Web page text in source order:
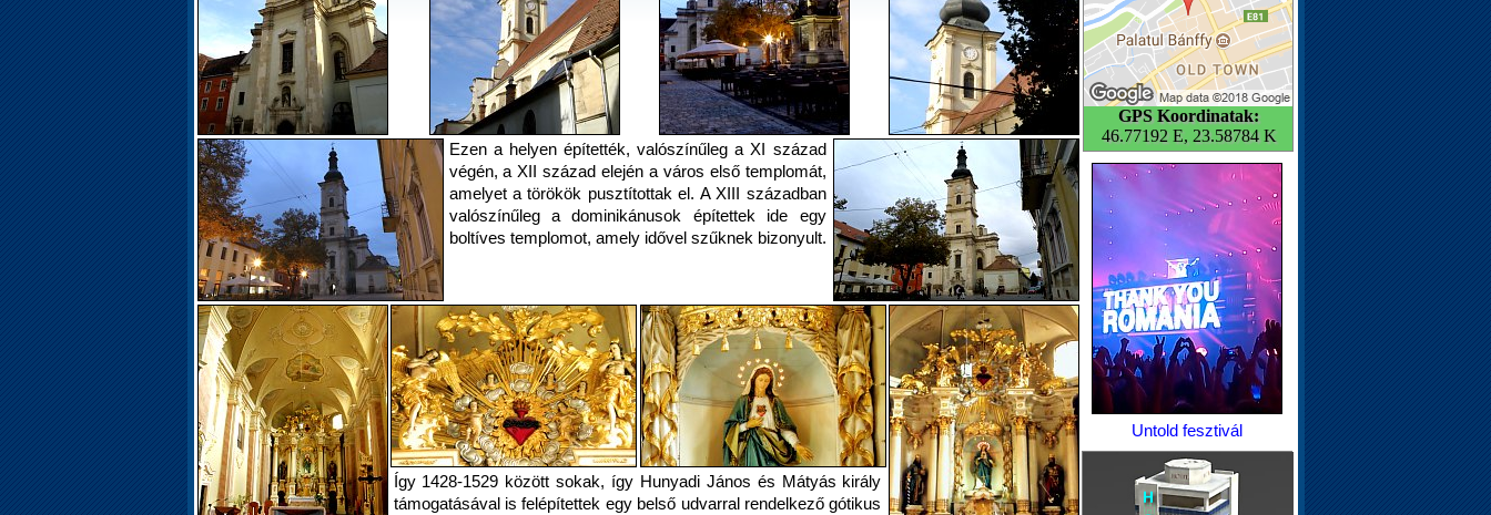
GPS Koordinatak:
46.77192 E, 23.58784 K
Ezen a helyen építették, valószínűleg a XI század
végén, a XII század elején a város első templomát,
amelyet a törökök pusztítottak el. A XIII században
valószínűleg a dominikánusok építettek ide egy
boltíves templomot, amely idővel szűknek bizonyult.
Így 1428-1529 között sokak, így Hunyadi János és Mátyás király
támogatásával is felépítettek egy belső udvarral rendelkező gótikus
Untold fesztivál